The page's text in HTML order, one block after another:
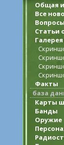
Общая
Все
Статьи
Факты
база
Карты
Банды
Оружие